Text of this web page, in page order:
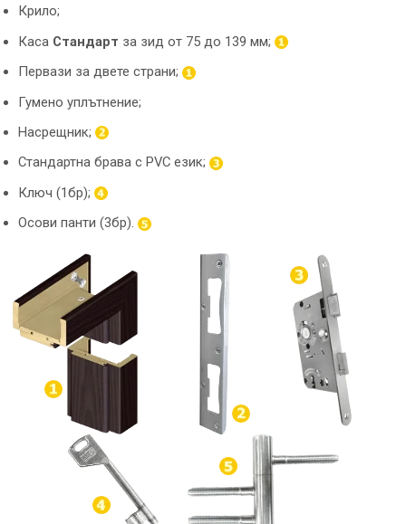
Крило;
Каса Стандарт за зид от 75 до 139 мм;
Первази за двете страни;
Гумено уплътнение;
Насрещник;
Стандартна брава с PVC език;
Ключ (1бр);
Осови панти (3бр).